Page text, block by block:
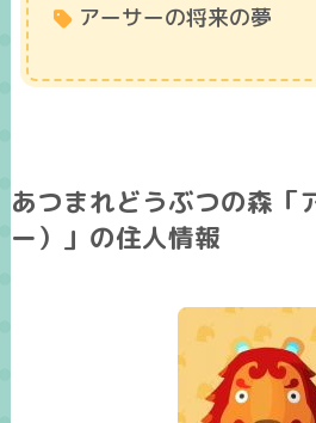
アーサーの将来の夢
あつまれどうぶつの森「
ー）」の住人情報